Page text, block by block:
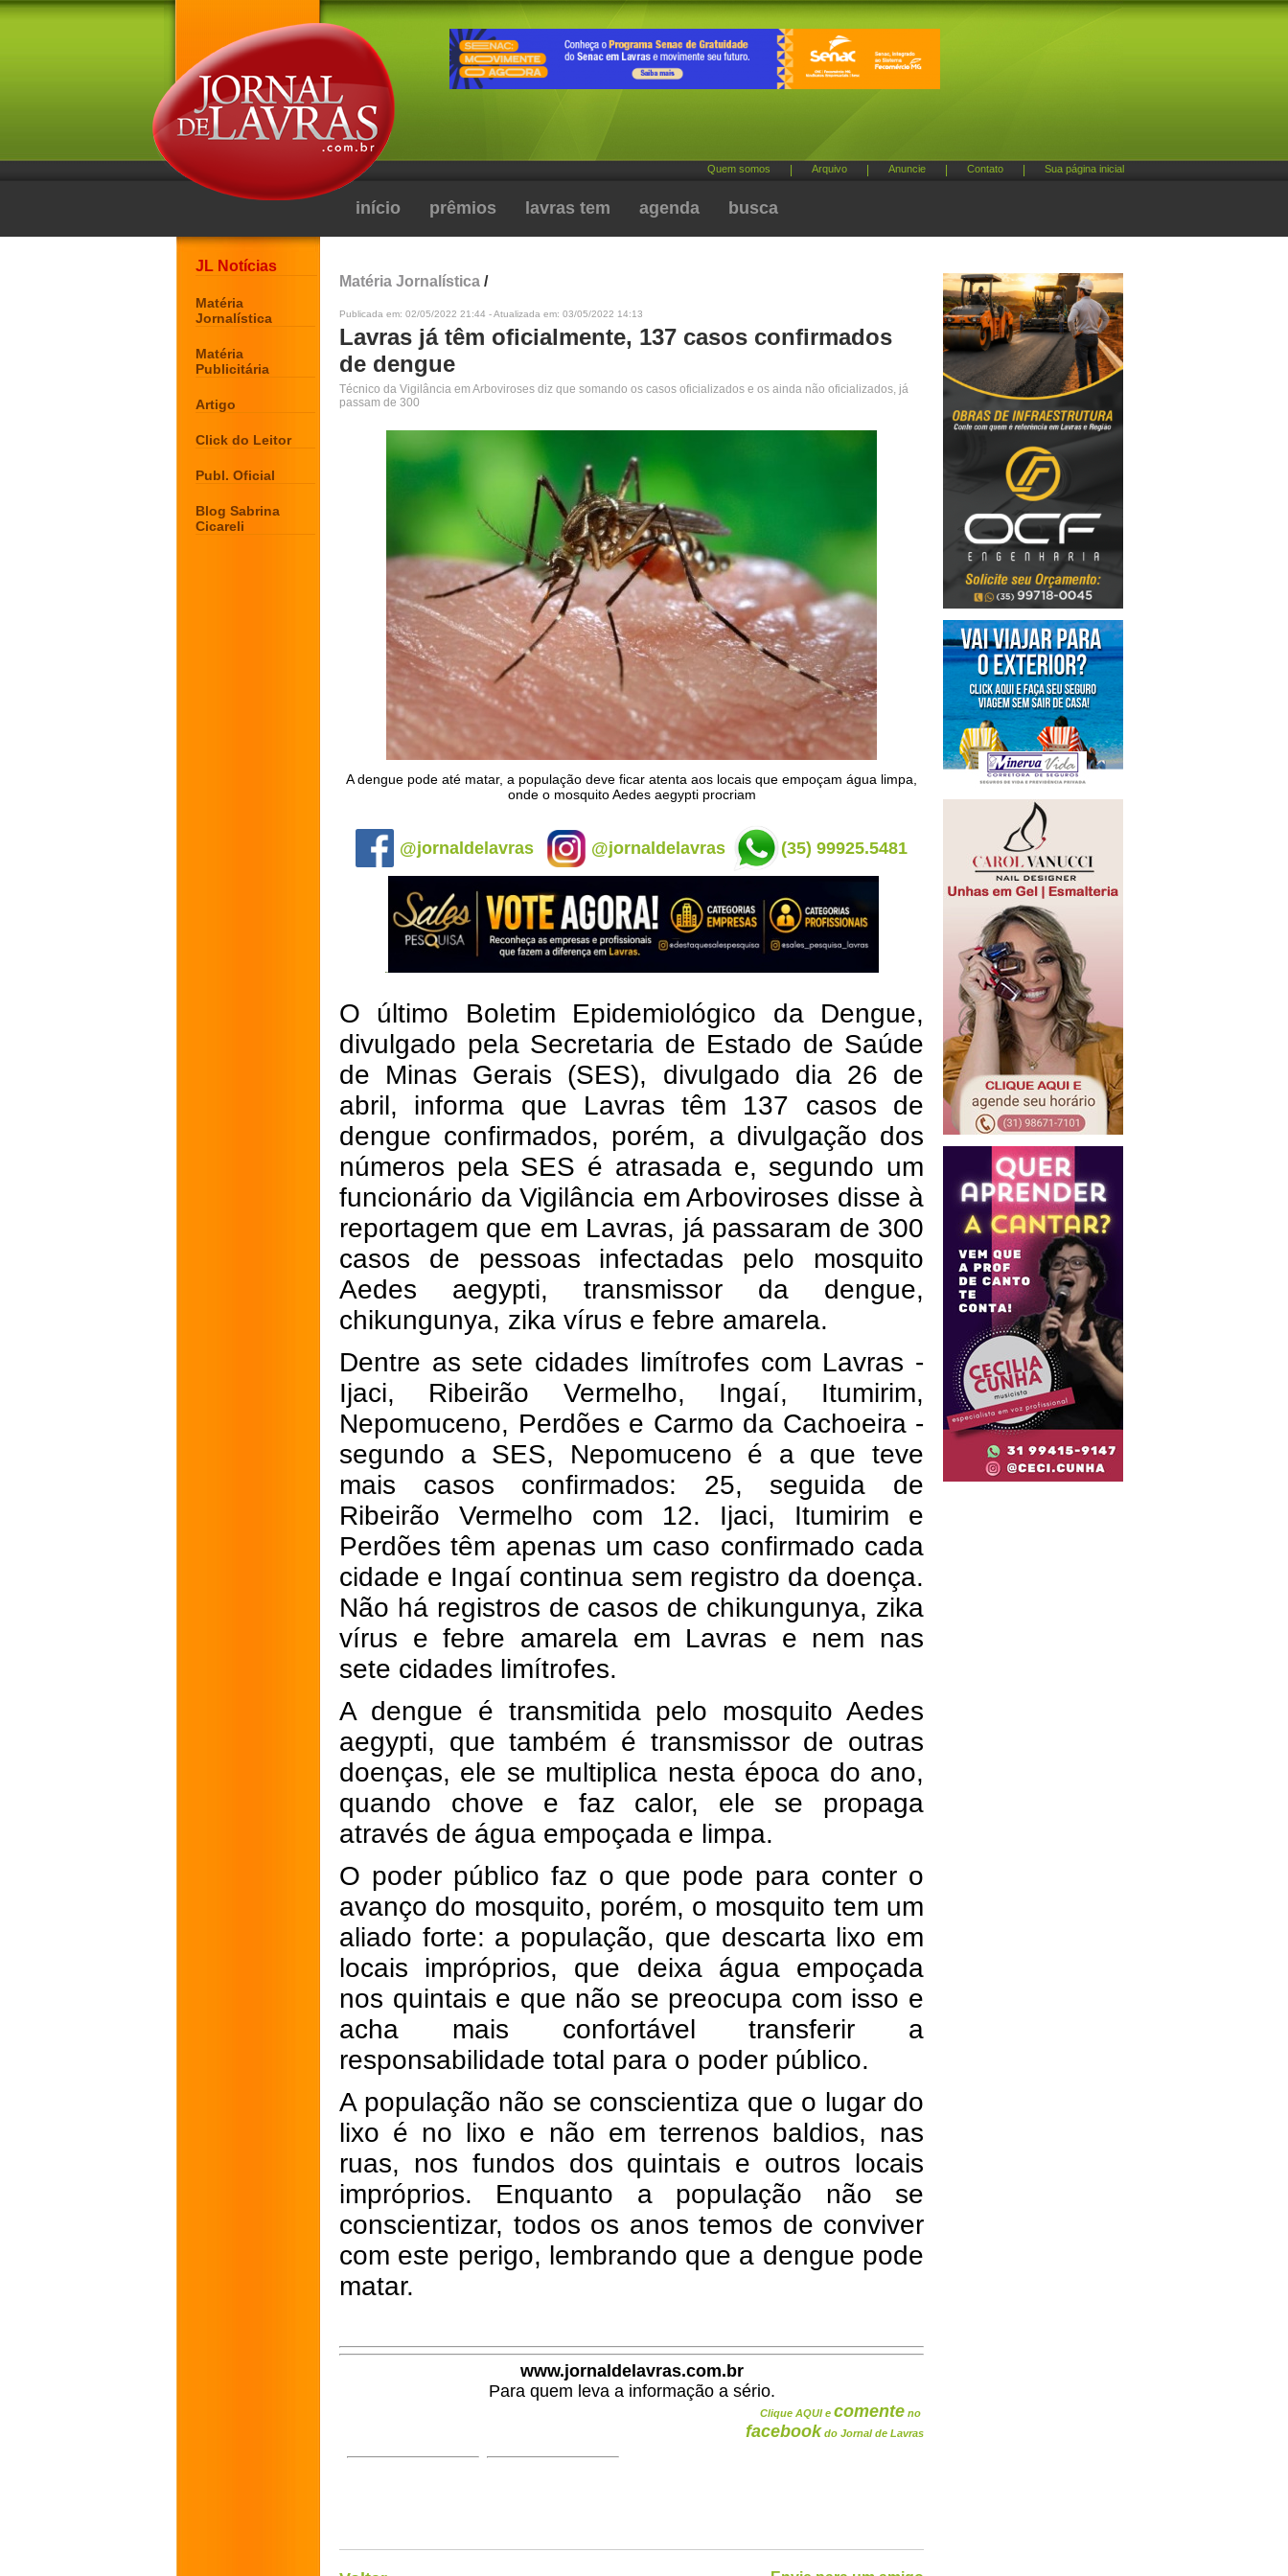
Quem somos Arquivo Anuncie Contato Sua página inicial
início prêmios lavras tem agenda busca
JL Notícias
Matéria
Jornalística
Matéria
Publicitária
Artigo
Click do Leitor
Publ. Oficial
Blog Sabrina
Cicareli
Matéria Jornalística /
Publicada em: 02/05/2022 21:44 - Atualizada em: 03/05/2022 14:13
Lavras já têm oficialmente, 137 casos confirmados
de dengue
Técnico da Vigilância em Arboviroses diz que somando os casos oficializados e os ainda não oficializados, já
passam de 300
A dengue pode até matar, a população deve ficar atenta aos locais que empoçam água limpa,
onde o mosquito Aedes aegypti procriam
@jornaldelavras @jornaldelavras (35) 99925.5481
O último Boletim Epidemiológico da Dengue,
divulgado pela Secretaria de Estado de Saúde
de Minas Gerais (SES), divulgado dia 26 de
abril, informa que Lavras têm 137 casos de
dengue confirmados, porém, a divulgação dos
números pela SES é atrasada e, segundo um
funcionário da Vigilância em Arboviroses disse à
reportagem que em Lavras, já passaram de 300
casos de pessoas infectadas pelo mosquito
Aedes aegypti, transmissor da dengue,
chikungunya, zika vírus e febre amarela.
Dentre as sete cidades limítrofes com Lavras -
Ijaci, Ribeirão Vermelho, Ingaí, Itumirim,
Nepomuceno, Perdões e Carmo da Cachoeira -
segundo a SES, Nepomuceno é a que teve
mais casos confirmados: 25, seguida de
Ribeirão Vermelho com 12. Ijaci, Itumirim e
Perdões têm apenas um caso confirmado cada
cidade e Ingaí continua sem registro da doença.
Não há registros de casos de chikungunya, zika
vírus e febre amarela em Lavras e nem nas
sete cidades limítrofes.
A dengue é transmitida pelo mosquito Aedes
aegypti, que também é transmissor de outras
doenças, ele se multiplica nesta época do ano,
quando chove e faz calor, ele se propaga
através de água empoçada e limpa.
O poder público faz o que pode para conter o
avanço do mosquito, porém, o mosquito tem um
aliado forte: a população, que descarta lixo em
locais impróprios, que deixa água empoçada
nos quintais e que não se preocupa com isso e
acha mais confortável transferir a
responsabilidade total para o poder público.
A população não se conscientiza que o lugar do
lixo é no lixo e não em terrenos baldios, nas
ruas, nos fundos dos quintais e outros locais
impróprios. Enquanto a população não se
conscientizar, todos os anos temos de conviver
com este perigo, lembrando que a dengue pode
matar.
www.jornaldelavras.com.br
Para quem leva a informação a sério.
Clique AQUI e comente no
facebook do Jornal de Lavras